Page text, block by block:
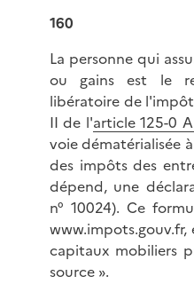
160
La personne qui
ou gains est le
libératoire de
II de l'article 125-0
voie dématérialisée
des impôts des
dépend, une
n° 10024). Ce
capitaux mobiliers
source ».